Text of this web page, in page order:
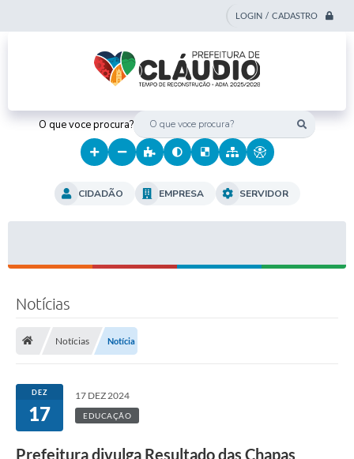
LOGIN / CADASTRO
O que voce procura?
CIDADÃO EMPRESA SERVIDOR
Notícias
Notícias Notícia
DEZ
17
17 DEZ 2024
EDUCAÇÃO
Prefeitura divulga Resultado das Chapas